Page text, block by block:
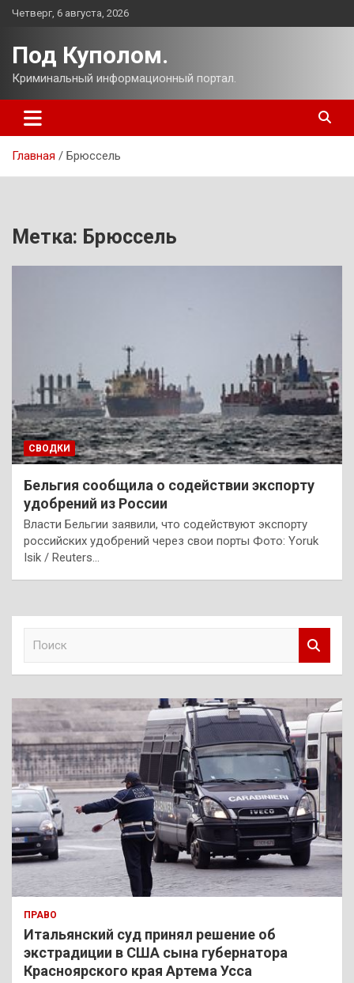
Перейти
Четверг, 6 августа, 2026
Под Куполом.
Криминальный информационный портал.
Главная Брюссель
Метка: Брюссель
СВОДКИ
Бельгия сообщила о содействии экспорту
удобрений из России
Власти Бельгии заявили, что содействуют экспорту
российских удобрений через свои порты Фото: Yoruk
Isik / Reuters…
к
ПРАВО
Итальянский суд принял решение об
экстрадиции в США сына губернатора
Красноярского края Артема Усса